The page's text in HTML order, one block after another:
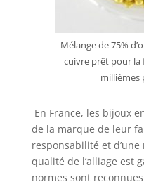
Mélange de 75%
cuivre prêt pour la
millièmes
En France, les bijoux
de la marque de leur
responsabilité et
qualité de l’alliage est
normes sont